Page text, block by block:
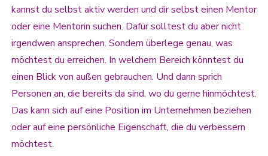
kannst du selbst aktiv werden und dir selbst einen Mentor
oder eine Mentorin suchen. Dafür solltest du aber nicht
irgendwen ansprechen. Sondern überlege genau, was
möchtest du erreichen. In welchem Bereich könntest du
einen Blick von außen gebrauchen. Und dann sprich
Personen an, die bereits da sind, wo du gerne hinmöchtest.
Das kann sich auf eine Position im Unternehmen beziehen
oder auf eine persönliche Eigenschaft, die du verbessern
möchtest.